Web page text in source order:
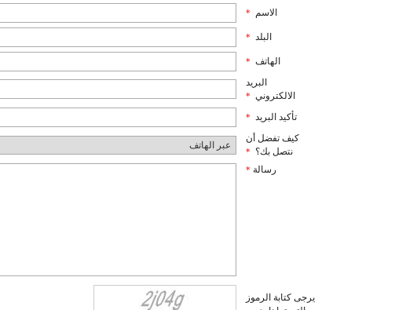
الاسم *
البلد *
الهاتف *
البريد
الالكتروني *
تأكيد البريد *
كيف تفضل أن
نتصل بك؟ *
رسالة *
يرجى كتابة الرموز